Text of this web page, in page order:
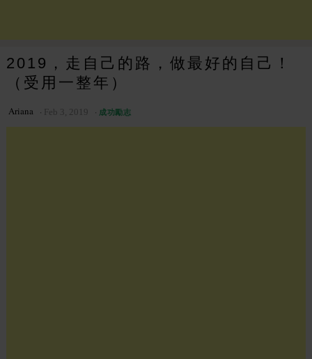
2019，走自己的路，做最好的自己！
（受用一整年）
Ariana Feb 3, 2019 成功勵志